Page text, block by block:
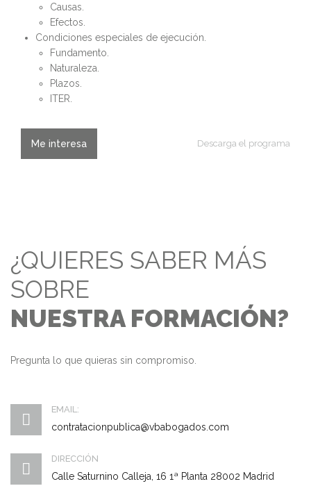
Causas.
Efectos.
Condiciones especiales de ejecución.
Fundamento.
Naturaleza.
Plazos.
ITER.
Me interesa Descarga el programa
¿QUIERES SABER MÁS
SOBRE
NUESTRA FORMACIÓN?
Pregunta lo que quieras sin compromiso.
EMAIL:
contratacionpublica@vbabogados.com
DIRECCIÓN
Calle Saturnino Calleja, 16 1ª Planta 28002 Madrid